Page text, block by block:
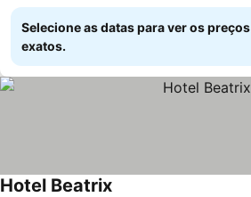
Selecione as datas para ver os preços
exatos.
Hotel Beatrix